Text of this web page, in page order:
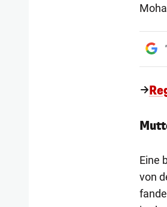
Eine
von